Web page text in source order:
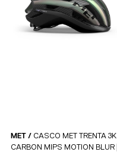
MET / CASCO MET TRENTA 3K
CARBON MIPS MOTION BLUR |